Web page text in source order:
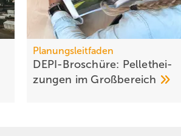
Planungsleitfaden
DEPI-Broschüre: Pel­let­hei­
zun­gen im Groß­be­reich